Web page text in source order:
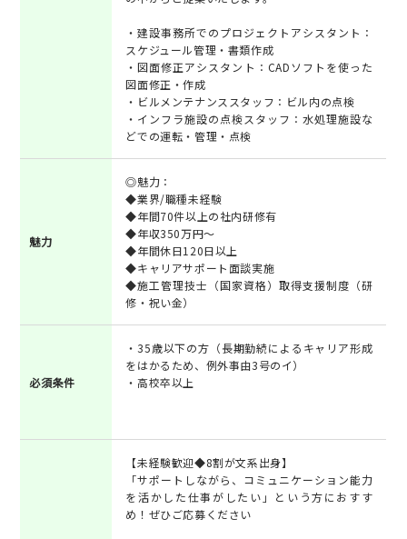
・建設事務所でのプロジェクトアシスタント：
スケジュール管理・書類作成
・図面修正アシスタント：CADソフトを使った
図面修正・作成
・ビルメンテナンススタッフ：ビル内の点検
・インフラ施設の点検スタッフ：水処理施設な
どでの運転・管理・点検
魅力
◎魅力：
◆業界/職種未経験
◆年間70件以上の社内研修有
◆年収350万円～
◆年間休日120日以上
◆キャリアサポート面談実施
◆施工管理技士（国家資格）取得支援制度（研
修・祝い金）
必須条件
・35歳以下の方（長期勤続によるキャリア形成
をはかるため、例外事由3号のイ）
・高校卒以上
【未経験歓迎◆8割が文系出身】
「サポートしながら、コミュニケーション能力
を活かした仕事がしたい」という方におすす
め！ぜひご応募ください